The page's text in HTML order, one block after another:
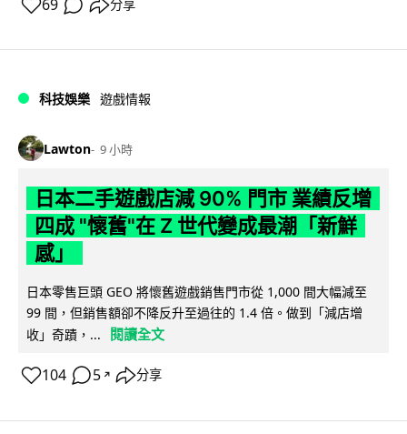
69 分享
科技娛樂 遊戲情報
Lawton 9 小時
日本二手遊戲店減 90% 門市 業績反增
四成 "懷舊"在 Z 世代變成最潮「新鮮
感」
日本零售巨頭 GEO 將懷舊遊戲銷售門市從 1,000 間大幅減至
99 間，但銷售額卻不降反升至過往的 1.4 倍。做到「減店增
收」奇蹟，...
閱讀全文
104 5 ↗ 分享